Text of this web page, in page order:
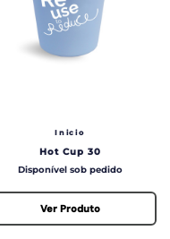
Inicio
Hot Cup 30
Preço
Disponível sob pedido
Ver Produto